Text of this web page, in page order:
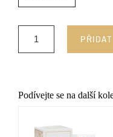
Podívejte se na další